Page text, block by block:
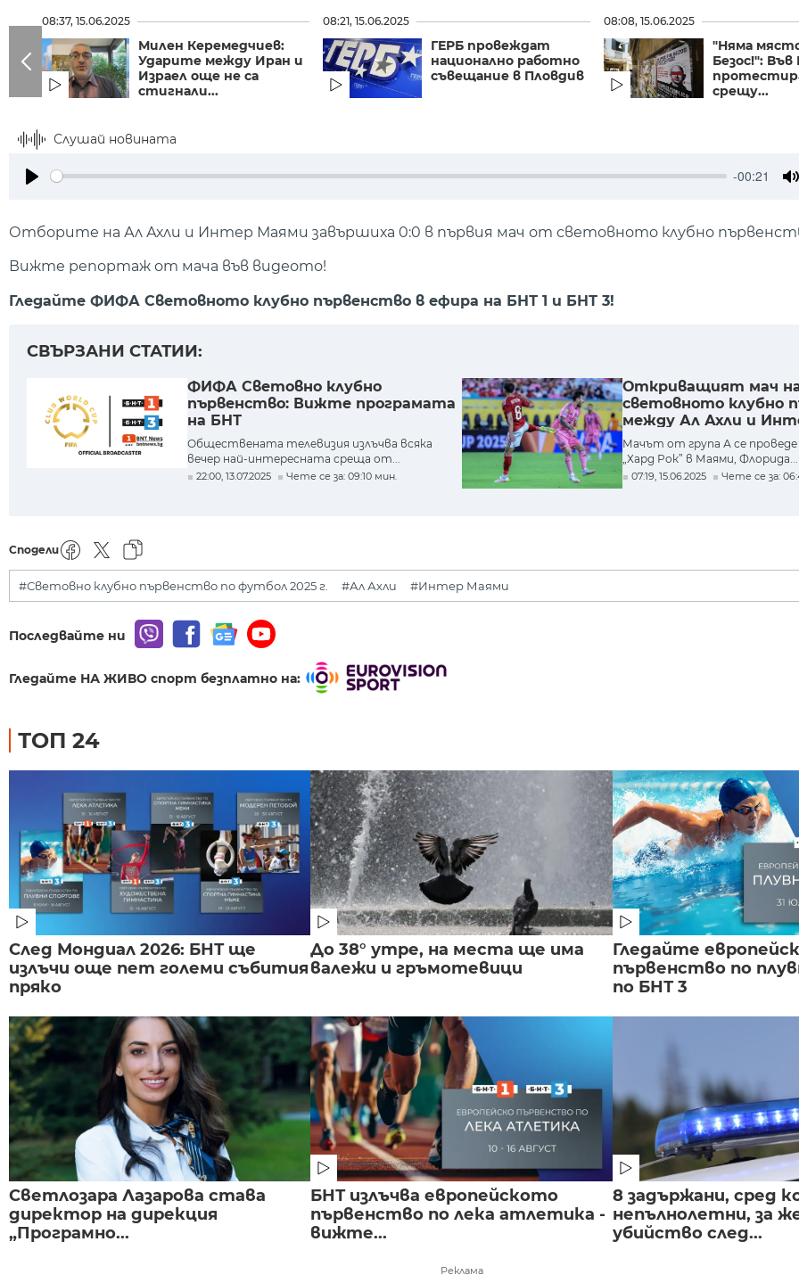
08:37, 15.06.2025
Милен Керемедчиев:
Ударите между Иран и
Израел още не са
стигнали...
08:21, 15.06.2025
ГЕРБ провеждат
национално работно
съвещание в Пловдив
08:08, 15.06.2025
"Няма
Безос!": Във
срещу...
Слушай новината
-00:21
Отборите на Ал Ахли и Интер Маями завършиха 0:0 в първия мач от световното клубно
Вижте репортаж от мача във видеото!
Гледайте ФИФА Световното клубно първенство в ефира на БНТ 1 и БНТ 3!
СВЪРЗАНИ СТАТИИ:
ФИФА Световно клубно
първенство: Вижте програмата
на БНТ
Обществената телевизия излъчва всяка
вечер най-интересната среща от...
22:00, 13.07.2025 Чете се за: 09:10 мин.
Откриващият мач
световното клубно
между Ал Ахли и
излъчи победител
Мачът от група А се
„Хард Рок” в Маями, Флорида...
07:19, 15.06.2025 Чете се за:
Сподели
#Световно клубно първенство по футбол 2025 г. #Ал Ахли #Интер Маями
Последвайте ни
Гледайте НА ЖИВО спорт безплатно на:
ТОП 24
След Мондиал 2026: БНТ ще
излъчи още пет големи събития
пряко
До 38° утре, на места ще има
валежи и гръмотевици
Гледайте
първенство по
по БНТ 3
Светлозара Лазарова става
директор на дирекция
„Програмно...
БНТ излъчва европейското
първенство по лека атлетика -
вижте...
8 задържани, сред
непълнолетни, за
убийство след...
Реклама